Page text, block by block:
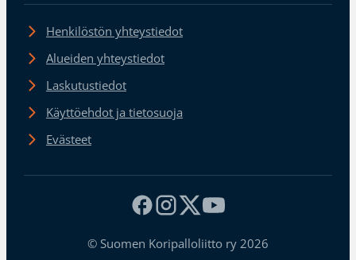
Henkilöstön yhteystiedot
Alueiden yhteystiedot
Laskutustiedot
Käyttöehdot ja tietosuoja
Evästeet
© Suomen Koripalloliitto ry 2026